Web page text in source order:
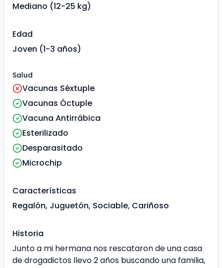
Mediano (12-25 kg)
Edad
Joven (1-3 años)
Salud
Vacunas Séxtuple
Vacunas Óctuple
Vacuna Antirrábica
Esterilizado
Desparasitado
Microchip
Características
Regalón, Juguetón, Sociable, Cariñoso
Historia
Junto a mi hermana nos rescataron de una casa
de drogadictos llevo 2 años buscando una familia,